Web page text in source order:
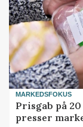
MARKEDSFOKUS
Prisgab på
presser